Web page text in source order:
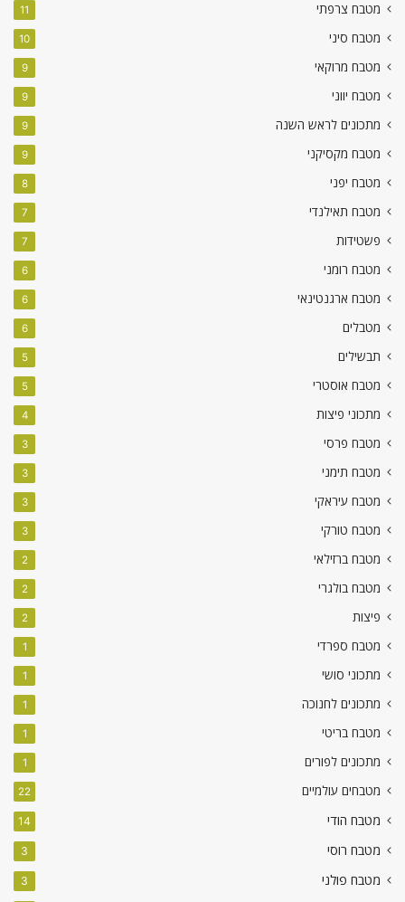
מטבח צרפתי 11
מטבח סיני 10
מטבח מרוקאי 9
מטבח יווני 9
מתכונים לראש השנה 9
מטבח מקסיקני 9
מטבח יפני 8
מטבח תאילנדי 7
פשטידות 7
מטבח רומני 6
מטבח ארגנטינאי 6
מטבלים 6
תבשילים 5
מטבח אוסטרי 5
מתכוני פיצות 4
מטבח פרסי 3
מטבח תימני 3
מטבח עיראקי 3
מטבח טורקי 3
מטבח ברזילאי 2
מטבח בולגרי 2
פיצות 2
מטבח ספרדי 1
מתכוני סושי 1
מתכונים לחנוכה 1
מטבח בריטי 1
מתכונים לפורים 1
מטבחים עולמיים 22
מטבח הודי 14
מטבח רוסי 3
מטבח פולני 3